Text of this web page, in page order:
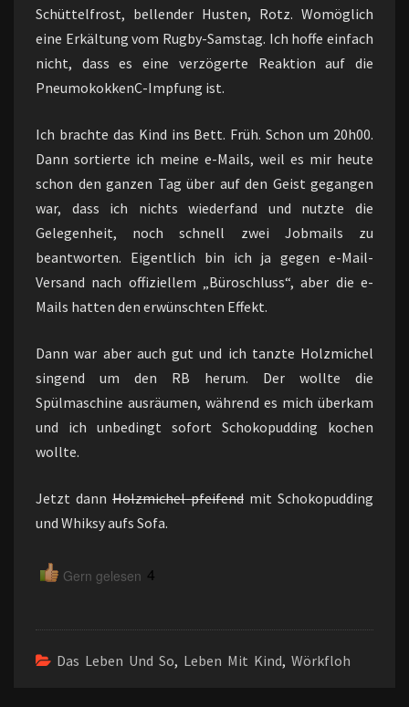
Schüttelfrost, bellender Husten, Rotz. Womöglich
eine Erkältung vom Rugby-Samstag. Ich hoffe einfach
nicht, dass es eine verzögerte Reaktion auf die
PneumokokkenC-Impfung ist.
Ich brachte das Kind ins Bett. Früh. Schon um 20h00.
Dann sortierte ich meine e-Mails, weil es mir heute
schon den ganzen Tag über auf den Geist gegangen
war, dass ich nichts wiederfand und nutzte die
Gelegenheit, noch schnell zwei Jobmails zu
beantworten. Eigentlich bin ich ja gegen e-Mail-
Versand nach offiziellem „Büroschluss“, aber die e-
Mails hatten den erwünschten Effekt.
Dann war aber auch gut und ich tanzte Holzmichel
singend um den RB herum. Der wollte die
Spülmaschine ausräumen, während es mich überkam
und ich unbedingt sofort Schokopudding kochen
wollte.
Jetzt dann Holzmichel pfeifend mit Schokopudding
und Whiksy aufs Sofa.
Gern gelesen 4
Das Leben Und So, Leben Mit Kind, Wörkfloh